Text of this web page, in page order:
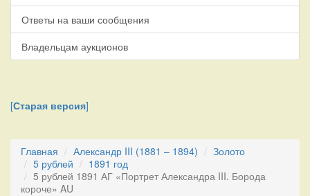
Ответы на ваши сообщения
Владельцам аукционов
[Старая версия]
Главная Александр III (1881 – 1894)
Золото
5 рублей
1891 год
5 рублей 1891 АГ «Портрет Александра III. Борода
короче» AU